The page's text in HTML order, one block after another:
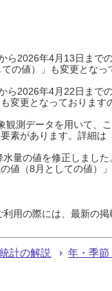
2026年4月13日まで
の値）」も変更となっ
2026年4月22日まで
変更となっておりま
測データを用いて、
素があります。詳細は
量の値を修正しまし
値（8月としての値）
用の際には、最新の
計の解説 年・季節